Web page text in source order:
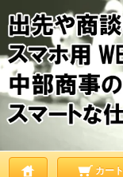
カート